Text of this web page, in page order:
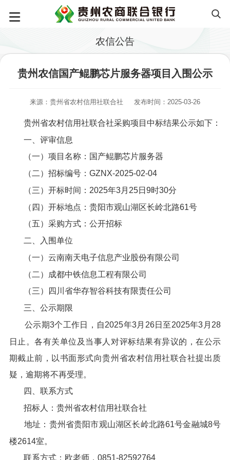
农信公告
贵州农信国产鲲鹏芯片服务器项目入围公示
来源：贵州省农村信用社联合社 发布时间：2025-03-26
贵州省农村信用社联合社采购项目中标结果公示如下：
一、评审信息
（一）项目名称：国产鲲鹏芯片服务器
（二）招标编号：GZNX-2025-02-04
（三）开标时间：2025年3月25日9时30分
（四）开标地点：贵阳市观山湖区长岭北路61号
（五）采购方式：公开招标
二、入围单位
（一）云南南天电子信息产业股份有限公司
（二）成都中铁信息工程有限公司
（三）四川省华存智谷科技有限责任公司
三、公示期限
公示期3个工作日，自2025年3月26日至2025年3月28
日止。各有关单位及当事人对评标结果有异议的，在公示
期截止前，以书面形式向贵州省农村信用社联合社提出质
疑，逾期将不再受理。
四、联系方式
招标人：贵州省农村信用社联合社
地址：贵州省贵阳市观山湖区长岭北路61号金融城8号
楼2614室。
联系方式：欧老师，0851-82592764